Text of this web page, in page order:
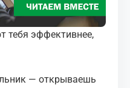
тебя эффективнее,
— открываешь